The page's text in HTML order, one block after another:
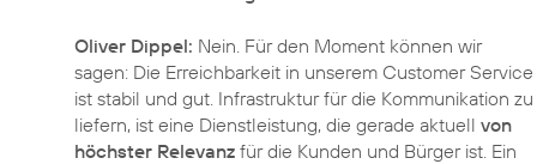
Oliver Dippel: Nein. Für den Moment können wir
sagen: Die Erreichbarkeit in unserem Customer Service
ist stabil und gut. Infrastruktur für die Kommunikation zu
liefern, ist eine Dienstleistung, die gerade aktuell von
höchster Relevanz für die Kunden und Bürger ist. Ein